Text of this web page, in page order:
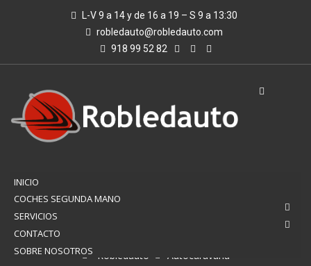
L-V 9 a 14 y de 16 a 19 – S 9 a 13:30
robledauto@robledauto.com
918 99 52 82
INICIO
COCHES SEGUNDA MANO
SERVICIOS
CONTACTO
SOBRE NOSOTROS Robledauto Autocaravana